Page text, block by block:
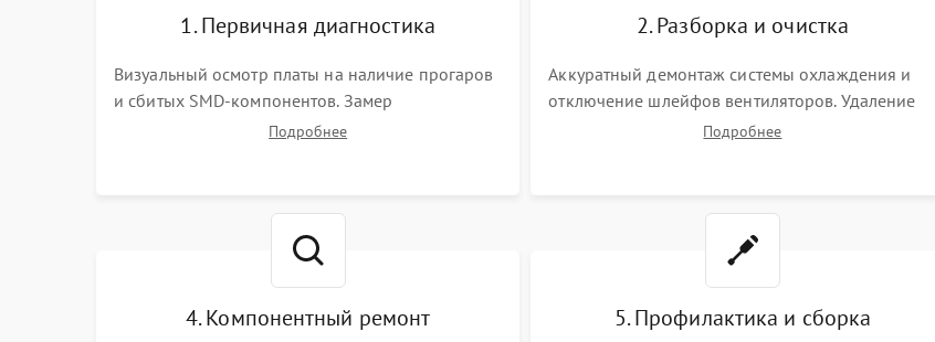
1. Первичная диагностика
Визуальный осмотр платы на наличие прогаров
и сбитых SMD-компонентов. Замер
сопротивлений на линиях питания PCI-E и
Подробнее
2. Разборка и очистка
Аккуратный демонтаж системы охлаждения и
отключение шлейфов вентиляторов. Удаление
старой термопасты с кристалла графического
Подробнее
4. Компонентный ремонт 5. Профилактика и сборка